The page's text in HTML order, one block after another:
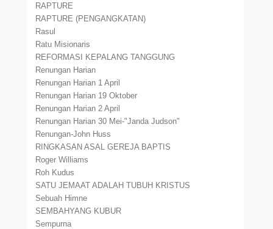
RAPTURE
RAPTURE (PENGANGKATAN)
Rasul
Ratu Misionaris
REFORMASI KEPALANG TANGGUNG
Renungan Harian
Renungan Harian 1 April
Renungan Harian 19 Oktober
Renungan Harian 2 April
Renungan Harian 30 Mei-"Janda Judson"
Renungan-John Huss
RINGKASAN ASAL GEREJA BAPTIS
Roger Williams
Roh Kudus
SATU JEMAAT ADALAH TUBUH KRISTUS
Sebuah Himne
SEMBAHYANG KUBUR
Sempurna